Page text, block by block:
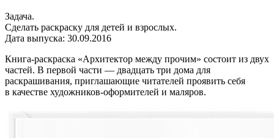
Задача.
Сделать раскраску для детей и взрослых.
Дата выпуска: 30.09.2016
Книга-раскраска «Архитектор между прочим» состоит из двух
частей. В первой части — двадцать три дома для
раскрашивания, приглашающие читателей проявить себя
в качестве художников-оформителей и маляров.